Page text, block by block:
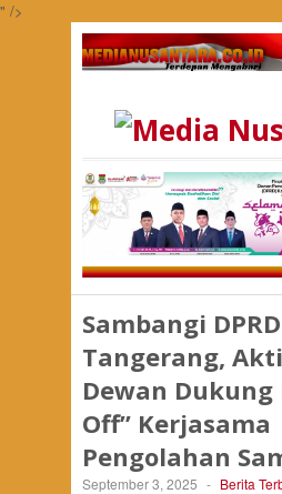
" />
Sambangi
Tangerang,
Dewan Dukung
Off” Kerjasama
Pengolahan
September 3, 2025 - Berita